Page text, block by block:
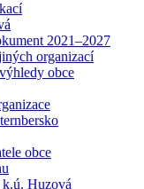
2021–2027
organizací
obce
obce
Huzová